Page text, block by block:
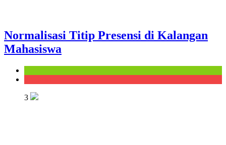
Normalisasi Titip Presensi di Kalangan
Mahasiswa
3